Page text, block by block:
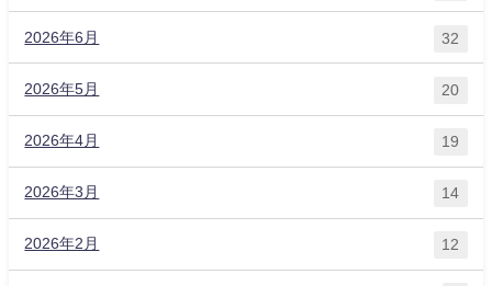
2026年6月 32
2026年5月 20
2026年4月 19
2026年3月 14
2026年2月 12